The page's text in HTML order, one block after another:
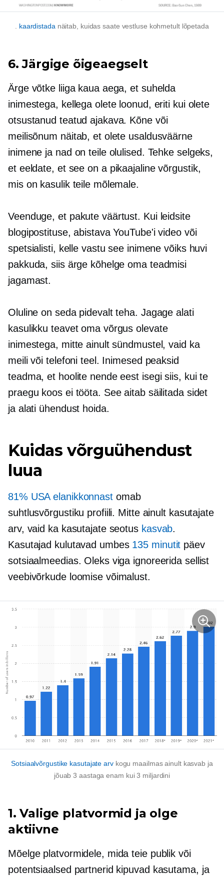
kaardistada näitab, kuidas saate vestluse kohmetult lõpetada
6. Järgige õigeaegselt
Ärge võtke liiga kaua aega, et suhelda
inimestega, kellega olete loonud, eriti kui olete
otsustanud teatud ajakava. Kõne või
meilisõnum näitab, et olete usaldusväärne
inimene ja nad on teile olulised. Tehke selgeks,
et eeldate, et see on a pikaajalinevõrgustik,
mis on kasulik teile mõlemale.
Veenduge, et pakute väärtust. Kui leidsite
blogipostituse, abistava YouTube'i video või
spetsialisti, kelle vastu see inimene võiks huvi
pakkuda, siis ärge kõhelge oma teadmisi
jagamast.
Oluline on seda pidevalt teha. Jagage alati
kasulikku teavet oma võrgus olevate
inimestega, mitte ainult sündmustel, vaid ka
meili või telefoni teel. Inimesed peaksid
teadma, et hoolite nende eest isegi siis, kui te
praegu koos ei tööta. See aitab säilitada sidet
ja alati ühendust hoida.
Kuidas võrguühendust
luua
81% USA elanikkonnastomab
suhtlusvõrgustiku profiili. Mitte ainult kasutajate
arv, vaid ka kasutajate seotus kasvab.
Kasutajad kulutavad umbes 135 minutit päev
sotsiaalmeedias. Oleks viga ignoreerida sellist
veebivõrkude loomise võimalust.
Sotsiaalvõrgustike kasutajate arvkogu maailmas ainult kasvab ja
jõuab 3 aastaga enam kui 3 miljardini
1. Valige platvormid ja olge
aktiivne
Mõelge platvormidele, mida teie publik või
potentsiaalsed partnerid kipuvad kasutama, ja